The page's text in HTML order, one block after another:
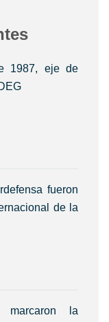
1987, eje de
fueron
de la
marcaron la